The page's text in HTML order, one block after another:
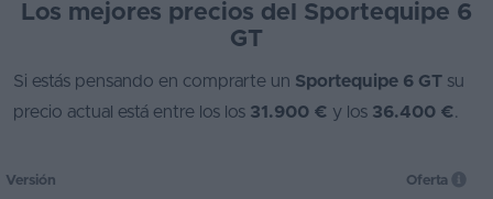
Los mejores precios del Sportequipe 6
GT
Si estás pensando en comprarte un Sportequipe 6 GT su
precio actual está entre los los 31.900 € y los 36.400 €.
Versión Oferta